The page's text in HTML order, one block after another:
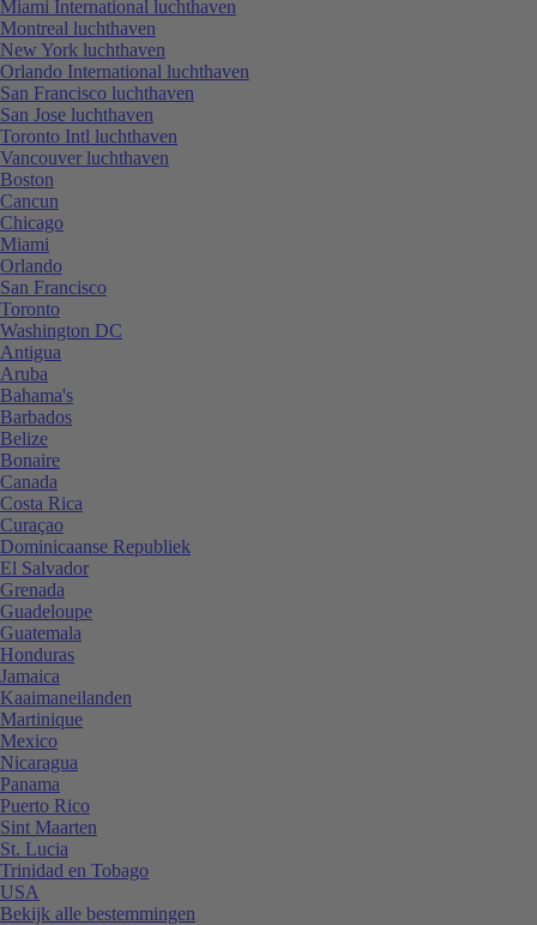
Miami International luchthaven
Montreal luchthaven
New York luchthaven
Orlando International luchthaven
San Francisco luchthaven
San Jose luchthaven
Toronto Intl luchthaven
Vancouver luchthaven
Boston
Cancun
Chicago
Miami
Orlando
San Francisco
Toronto
Washington DC
Antigua
Aruba
Bahama's
Barbados
Belize
Bonaire
Canada
Costa Rica
Curaçao
Dominicaanse Republiek
El Salvador
Grenada
Guadeloupe
Guatemala
Honduras
Jamaica
Kaaimaneilanden
Martinique
Mexico
Nicaragua
Panama
Puerto Rico
Sint Maarten
St. Lucia
Trinidad en Tobago
USA
Bekijk alle bestemmingen